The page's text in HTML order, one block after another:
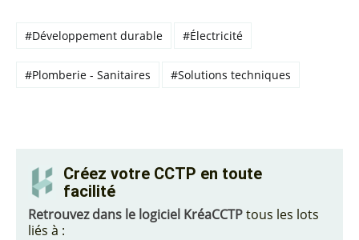
#Développement durable #Électricité
#Plomberie - Sanitaires #Solutions techniques
Créez votre CCTP en toute
facilité
Retrouvez dans le logiciel KréaCCTPtous les lots
liés à :